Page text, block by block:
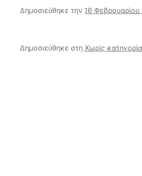
Δημοσιεύθηκε την 16
Δημοσιεύθηκε στη Χωρίς κατηγορία